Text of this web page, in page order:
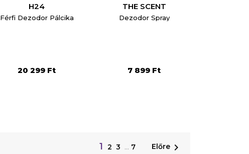
H24
Férfi Dezodor Pálcika
20 299 Ft
THE SCENT
Dezodor Spray
7 899 Ft
1 2 3 … 7 Előre 